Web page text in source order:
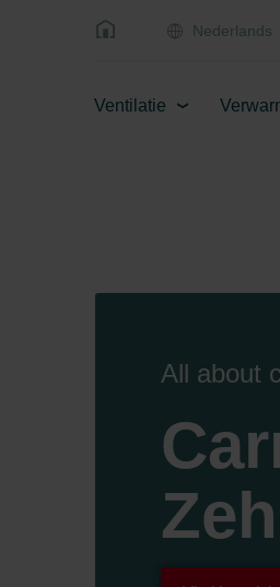
Nederlands
Ventilatie
All about